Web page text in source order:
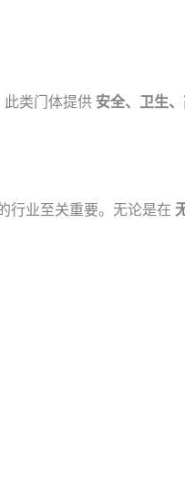
此类门体提供 安全、卫生
行业至关重要。无论是在